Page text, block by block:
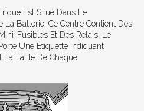
Est Situé Dans Le
La Batterie. Ce Centre Contient Des
Fusibles Et Des Relais. Le
Une Étiquette Indiquant
La Taille De Chaque